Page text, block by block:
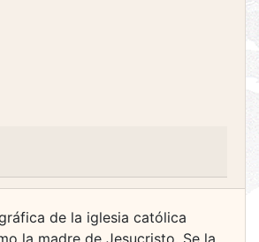
de la iglesia católica
la madre de Jesucristo. Se la